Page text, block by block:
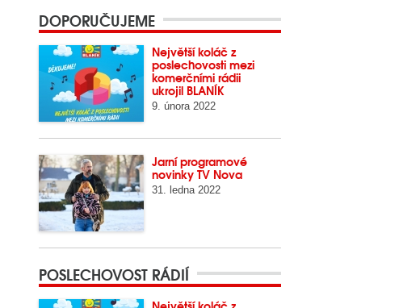
DOPORUČUJEME
Největší koláč z
poslechovosti mezi
komerčními rádii
ukrojil BLANÍK
9. února 2022
Jarní programové
novinky TV Nova
31. ledna 2022
POSLECHOVOST RÁDIÍ